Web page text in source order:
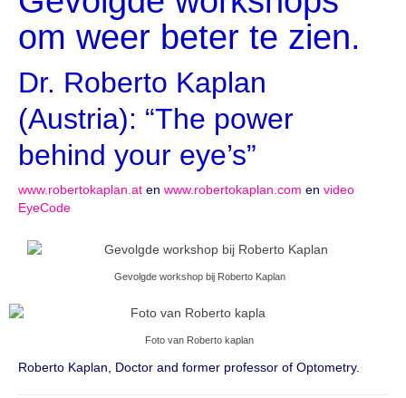
om weer beter te zien.
Dr. Roberto Kaplan
(Austria): “The power
behind your eye’s”
www.robertokaplan.at en www.robertokaplan.com en video
EyeCode
Gevolgde workshop bij Roberto Kaplan
Foto van Roberto kaplan
Roberto Kaplan, Doctor and former professor of Optometry.